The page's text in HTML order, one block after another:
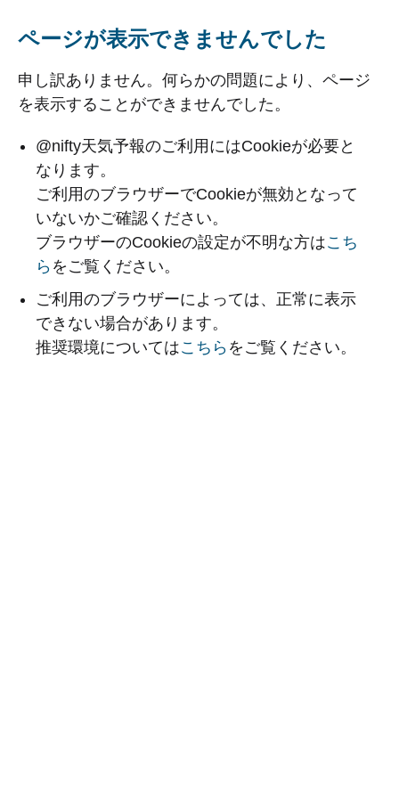
ページが表示できませんでした
申し訳ありません。何らかの問題により、ページ
を表示することができませんでした。
@nifty天気予報のご利用にはCookieが必要と
なります。
ご利用のブラウザーでCookieが無効となって
いないかご確認ください。
ブラウザーのCookieの設定が不明な方はこち
ら をご覧ください。
ご利用のブラウザーによっては、正常に表示
できない場合があります。
推奨環境についてはこちら をご覧ください。